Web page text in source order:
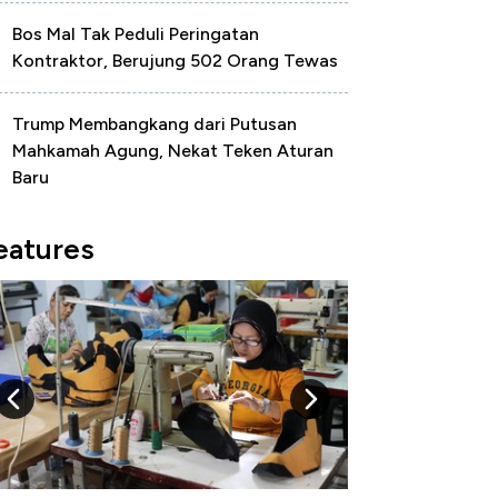
Bos Mal Tak Peduli Peringatan
Kontraktor, Berujung 502 Orang Tewas
Trump Membangkang dari Putusan
Mahkamah Agung, Nekat Teken Aturan
Baru